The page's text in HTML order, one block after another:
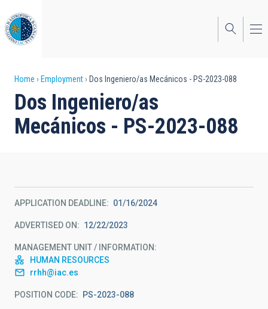
to
main
content
Breadcrumb
Home Employment Dos Ingeniero/as Mecánicos - PS-2023-088
Dos Ingeniero/as
Mecánicos - PS-2023-088
APPLICATION DEADLINE 01/16/2024
ADVERTISED ON 12/22/2023
MANAGEMENT UNIT / INFORMATION
HUMAN RESOURCES
rrhh@iac.es
POSITION CODE PS-2023-088